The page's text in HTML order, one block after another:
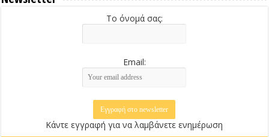
Το όνομά σας:
Email:
Κάντε εγγραφή για να λαμβάνετε ενημέρωση